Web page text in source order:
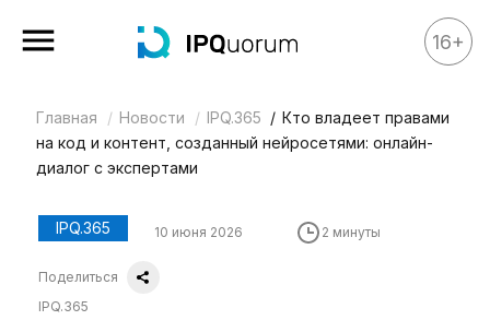
Все материалы
Аналитика
Legal review
События
IPQ.365
16+
Главная Новости IPQ.365
Кто владеет правами
на код и контент, созданный нейросетями: онлайн-
диалог с экспертами
IPQ.365 10 июня 2026 2 минуты
Поделиться
IPQ.365